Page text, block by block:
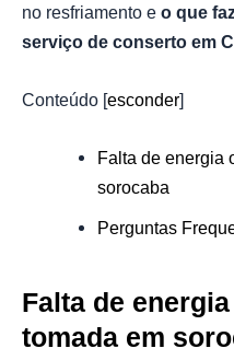
no resfriamento e o que
serviço de conserto em
Conteúdo [esconder]
Falta de energia
sorocaba
Perguntas
Falta de
tomada em